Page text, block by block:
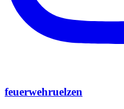
feuerwehruelzen